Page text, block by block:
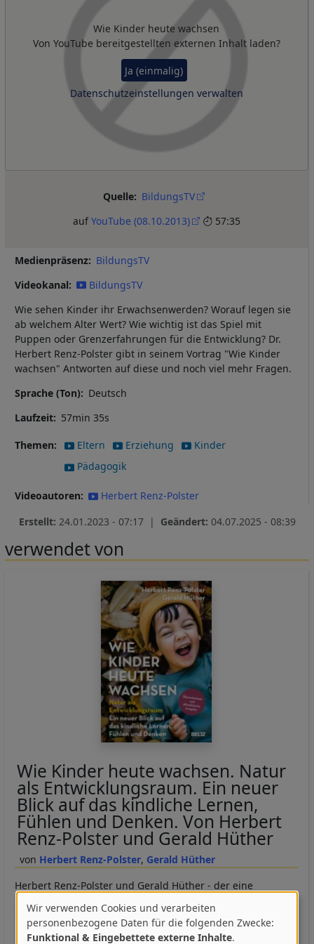
Wie Kinder heute wachsen
Von YouTube bereitgestellten externen Inhalt laden?
Ja (einmalig)
Datenschutzeinstellungen verwalten
Quelle
BildungsTV
aufYouTube (08.10.2013) 57:35
Medienpräsenz
BildungsTV
Videokanal
BildungsTV
Wie sehen Kinder ihr Erwachsenwerden? Worauf legen sie
ab welchem Alter Wert? Wie wichtig ist das Spiel mit
Puppen oder Grenzerfahrungen für die Entwicklung? Dr.
Herbert Renz-Polster gibt in seinem Vortrag "Wie Kinder
wachsen" Antworten auf diese und noch viel mehr Fragen.
Sprache (Ton)
Deutsch
Laufzeit
57min 35s
Themen Eltern Erziehung
Kinder
Pädagogik
Videoautoren
Herbert Renz-Polster
Erstellt: 24.01.2023 - 07:17 | Geändert: 04.07.2025 - 08:39
verwendet von
Herbert Renz-Polster Gerald Hüther
Wie Kinder heute wachsen. Natur
als Entwicklungsraum. Ein neuer
Blick auf das kindliche Lernen,
Fühlen und Denken. Von Herbert
Renz-Polster und Gerald Hüther
Herbert Renz-Polster und Gerald Hüther - der eine
Quellen, von denen eine gelungene und gesunde
Entwicklung unserer Kinder abhängt. Zu finden sind diese
Verwendung
Wir verwenden Cookies und verarbeiten
personenbezogene Daten für die folgenden Zwecke:
Funktional & Eingebettete externe Inhalte.